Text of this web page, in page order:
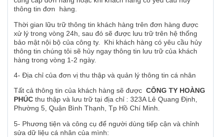
thông tin đơn hàng.
Thời gian lữu trữ thông tin khách hàng trên đơn hàng được
xử lý trong vòng 24h, sau đó sẽ được lưu trữ trên hệ thống
bảo mật nội bộ của công ty. Khi khách hàng có yêu cầu hủy
thông tin chúng tôi sẽ hủy ngay thông tin lưu trữ của khách
hàng trong vòng 1-2 ngày.
4- Địa chỉ của đơn vị thu thập và quản lý thông tin cá nhân
Tất cả thông tin của khách hàng sẽ được CÔNG TY HOÀNG
PHÚC thu thập và lưu trữ tại địa chỉ : 323A Lê Quang Định,
Phường 5, Quận Bình Thạnh, Tp Hồ Chí Minh.
5- Phương tiện và công cụ để người dùng tiếp cận và chỉnh
sửa dữ liệu cá nhân của mình: